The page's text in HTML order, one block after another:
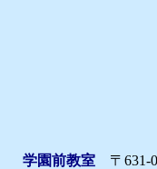
学園前教室 〒